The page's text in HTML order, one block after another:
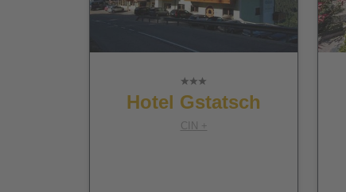
Hotel Gstatsch
CIN +